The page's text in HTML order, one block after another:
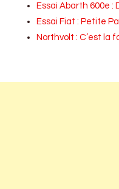
Essai Abarth 600e :
Essai Fiat : Petite
Northvolt : C’est la